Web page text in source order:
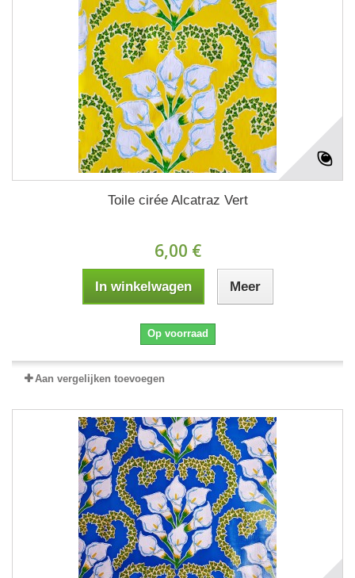
Toile cirée Alcatraz Vert
6,00 €
In winkelwagen Meer
Op voorraad
Aan vergelijken toevoegen